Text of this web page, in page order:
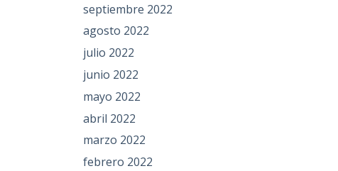
septiembre 2022
agosto 2022
julio 2022
junio 2022
mayo 2022
abril 2022
marzo 2022
febrero 2022